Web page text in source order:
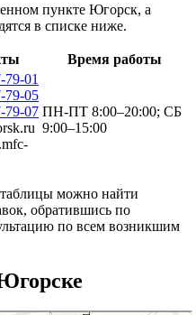
пункте Югорск, а
в списке ниже.
Время работы
79-01
79-05
79-07 ПН-ПТ 8:00–20:00; СБ
9:00–15:00
можно найти
обратившись по
по всем возникшим